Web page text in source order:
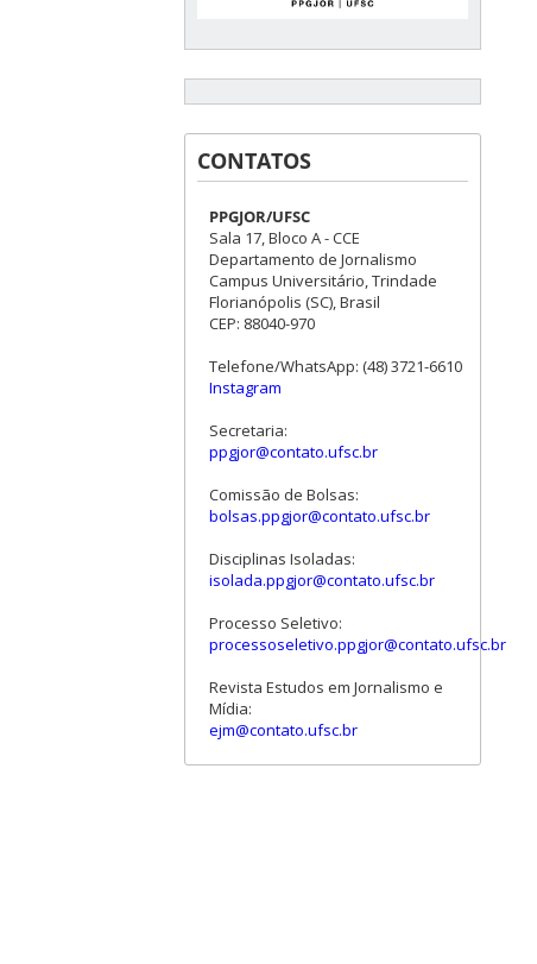
CONTATOS
PPGJOR/UFSC
Sala 17, Bloco A - CCE
Departamento de Jornalismo
Campus Universitário, Trindade
Florianópolis (SC), Brasil
CEP: 88040-970
Telefone/WhatsApp: (48) 3721-6610
Instagram
Secretaria:
ppgjor@contato.ufsc.br
Comissão de Bolsas:
bolsas.ppgjor@contato.ufsc.br
Disciplinas Isoladas:
isolada.ppgjor@contato.ufsc.br
Processo Seletivo:
processoseletivo.ppgjor@contato.ufsc.br
Revista Estudos em Jornalismo e
Mídia:
ejm@contato.ufsc.br